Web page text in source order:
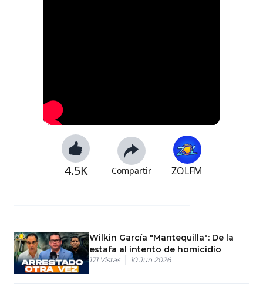
4.5K Compartir ZOLFM
Wilkin García "Mantequilla": De la
estafa al intento de homicidio
171 Vistas 10 Jun 2026